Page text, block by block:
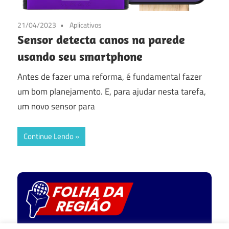
21/04/2023 Aplicativos
Sensor detecta canos na parede
usando seu smartphone
Antes de fazer uma reforma, é fundamental fazer
um bom planejamento. E, para ajudar nesta tarefa,
um novo sensor para
Continue Lendo